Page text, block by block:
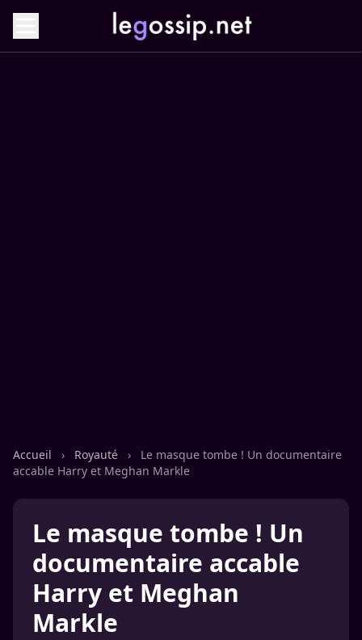
Accueil › Royauté ›
Le masque tombe ! Un documentaire
accable Harry et Meghan Markle
Le masque tombe ! Un
documentaire accable
Harry et Meghan
Markle